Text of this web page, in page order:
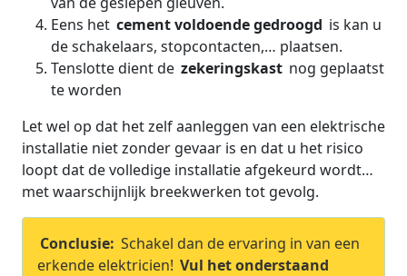
Eens het cement voldoende gedroogd is kan u
de schakelaars, stopcontacten,… plaatsen.
Tenslotte dient de zekeringskast nog geplaatst
te worden
Let wel op dat het zelf aanleggen van een elektrische
installatie niet zonder gevaar is en dat u het risico
loopt dat de volledige installatie afgekeurd wordt…
met waarschijnlijk breekwerken tot gevolg.
Conclusie: Schakel dan de ervaring in van een
erkende elektricien! Vul het onderstaand